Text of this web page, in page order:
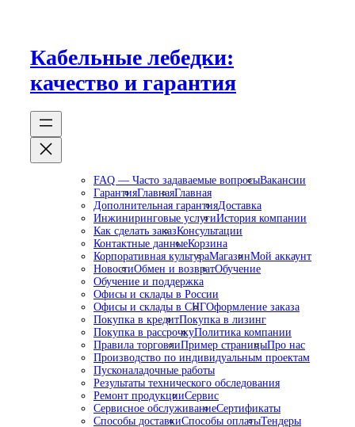
Кабельные лебедки:
качество и гарантия
FAQ — Часто задаваемые вопросыВакансии
ГарантияГлавнаяГлавная
Дополнительная гарантияДоставка
Инжиниринговые услугиИстория компании
Как сделать заказКонсультации
Контактные данныеКорзина
Корпоративная культураМагазинМой аккаунт
НовостиОбмен и возвратОбучение
Обучение и поддержка
Офисы и склады в России
Офисы и склады в СНГОформление заказа
Покупка в кредитПокупка в лизинг
Покупка в рассрочкуПолитика компании
Правила торговлиПример страницыПро нас
Производство по индивидуальным проектам
Пусконаладочные работы
Результаты технического обследования
Ремонт продукцииСервис
Сервисное обслуживаниеСертификаты
Способы доставкиСпособы оплатыТендеры